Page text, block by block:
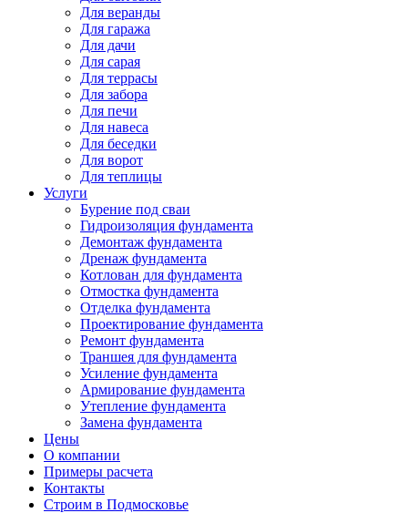
Для веранды
Для гаража
Для дачи
Для сарая
Для террасы
Для забора
Для печи
Для навеса
Для беседки
Для ворот
Для теплицы
Услуги
Бурение под сваи
Гидроизоляция фундамента
Демонтаж фундамента
Дренаж фундамента
Котлован для фундамента
Отмостка фундамента
Отделка фундамента
Проектирование фундамента
Ремонт фундамента
Траншея для фундамента
Усиление фундамента
Армирование фундамента
Утепление фундамента
Замена фундамента
Цены
О компании
Примеры расчета
Контакты
Строим в Подмосковье